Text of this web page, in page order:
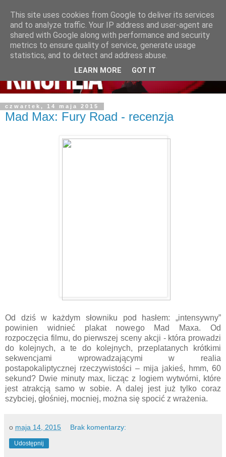
czwartek, 14 maja 2015
Mad Max: Fury Road - recenzja
Od dziś w każdym słowniku pod hasłem: „intensywny”
powinien widnieć plakat nowego Mad Maxa. Od
rozpoczęcia filmu, do pierwszej sceny akcji - która prowadzi
do kolejnych, a te do kolejnych, przeplatanych krótkimi
sekwencjami wprowadzającymi w realia
postapokaliptycznej rzeczywistości – mija jakieś, hmm, 60
sekund? Dwie minuty max, licząc z logiem wytwórni, które
jest atrakcją samo w sobie. A dalej jest już tylko coraz
szybciej, głośniej, mocniej, można się spocić z wrażenia.
o maja 14, 2015 Brak komentarzy:
Udostępnij
This site uses cookies from Google to deliver its services
and to analyze traffic. Your IP address and user-agent are
shared with Google along with performance and security
metrics to ensure quality of service, generate usage
statistics, and to detect and address abuse.
LEARN MORE GOT IT